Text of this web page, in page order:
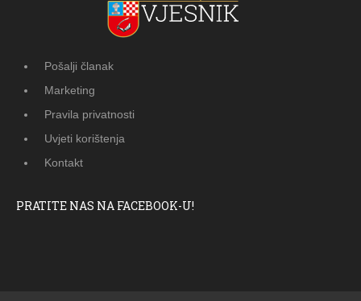
Pošalji članak
Marketing
Pravila privatnosti
Uvjeti korištenja
Kontakt
PRATITE NAS NA FACEBOOK-U!